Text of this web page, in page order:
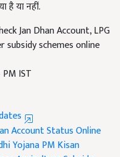
है या नहीं.
Jan Dhan Account, LPG
subsidy schemes online
IST
Account Status Online
YojanaPM Kisan